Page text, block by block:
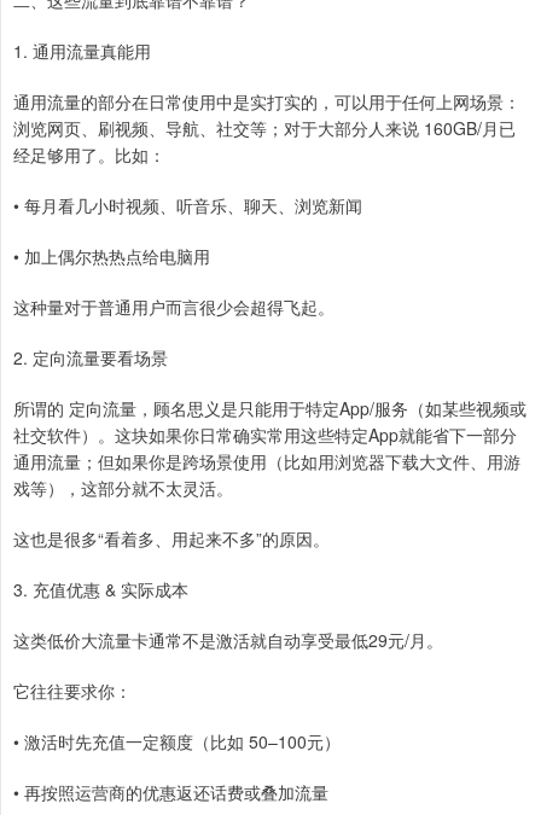
1. 通用流量真能用
通用流量的部分在日常使用中是实打实的，可以用于任何上网场景：
浏览网页、刷视频、导航、社交等；对于大部分人来说 160GB/月已
经足够用了。比如：
• 每月看几小时视频、听音乐、聊天、浏览新闻
• 加上偶尔热热点给电脑用
这种量对于普通用户而言很少会超得飞起。
2. 定向流量要看场景
所谓的 定向流量，顾名思义是只能用于特定App/服务（如某些视频或
社交软件）。这块如果你日常确实常用这些特定App就能省下一部分
通用流量；但如果你是跨场景使用（比如用浏览器下载大文件、用游
戏等），这部分就不太灵活。
这也是很多“看着多、用起来不多”的原因。
3. 充值优惠 & 实际成本
这类低价大流量卡通常不是激活就自动享受最低29元/月。
它往往要求你：
• 激活时先充值一定额度（比如 50–100元）
• 再按照运营商的优惠返还话费或叠加流量